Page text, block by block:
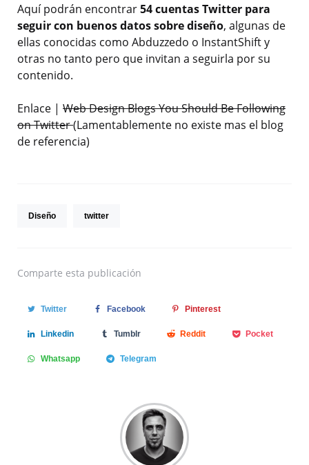
Aquí podrán encontrar54 cuentas Twitter para
seguir con buenos datos sobre diseño, algunas de
ellas conocidas como Abduzzedo o InstantShift y
otras no tanto pero que invitan a seguirla por su
contenido.
Enlace | Web Design Blogs You Should Be Following
on Twitter(Lamentablemente no existe mas el blog
de referencia)
Diseño twitter
Comparte esta publicación
Twitter Facebook Pinterest
Linkedin Tumblr Reddit Pocket
Whatsapp Telegram